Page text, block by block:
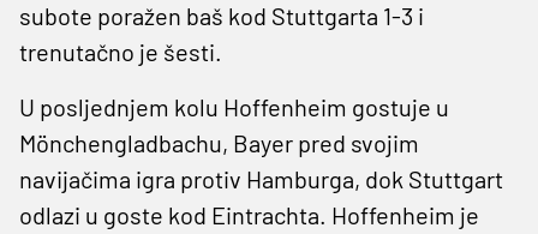
subote poražen baš kod Stuttgarta 1-3 i
trenutačno je šesti.
U posljednjem kolu Hoffenheim gostuje u
Mönchengladbachu, Bayer pred svojim
navijačima igra protiv Hamburga, dok Stuttgart
odlazi u goste kod Eintrachta. Hoffenheim je